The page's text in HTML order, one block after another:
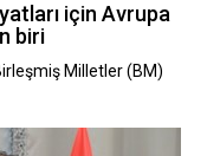
için Avrupa
biri
Milletler (BM)